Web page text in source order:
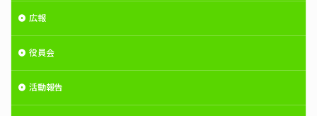
広報
役員会
活動報告